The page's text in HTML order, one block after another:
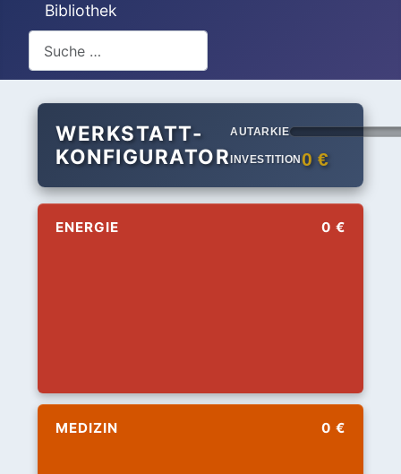
Bibliothek
WERKSTATT-
KONFIGURATOR
AUTARKIE
INVESTITION 0 €
ENERGIE 0 €
MEDIZIN 0 €